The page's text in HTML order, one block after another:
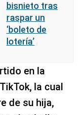
bisnieto tras
raspar un
‘boleto de
lotería’
en la
la cual
de su hija,